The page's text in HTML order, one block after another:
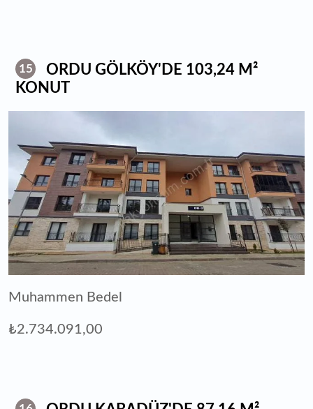
15
ORDU GÖLKÖY'DE 103,24 M²
KONUT
Muhammen Bedel
₺2.734.091,00